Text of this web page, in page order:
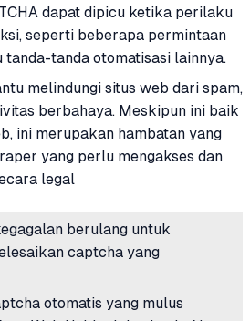
dapat dipicu ketika perilaku
seperti beberapa permintaan
tanda-tanda otomatisasi lainnya.
melindungi situs web dari spam,
berbahaya. Meskipun ini baik
ini merupakan hambatan yang
yang perlu mengakses dan
legal
berulang untuk
captcha yang
otomatis yang mulus